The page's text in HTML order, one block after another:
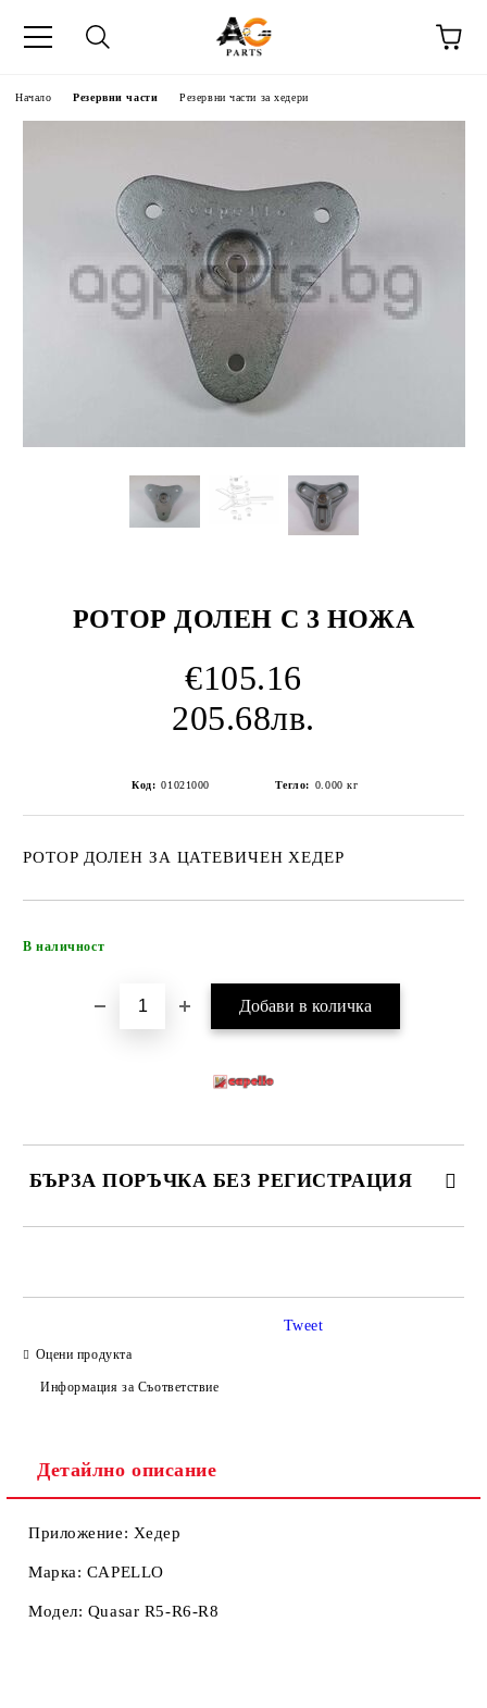
Начало Резервни части Резервни части за хедери
РОТОР ДОЛЕН С 3 НОЖА
€105.16
205.68лв.
Код: 01021000 Тегло: 0.000 кг
РОТОР ДОЛЕН ЗА ЦАТЕВИЧЕН ХЕДЕР
В наличност
БЪРЗА ПОРЪЧКА БЕЗ РЕГИСТРАЦИЯ
Оцени продукта
Информация за Съответствие
Tweet
Детайлно описание
Приложение: Хедер
Марка: CAPELLO
Модел: Quasar R5-R6-R8